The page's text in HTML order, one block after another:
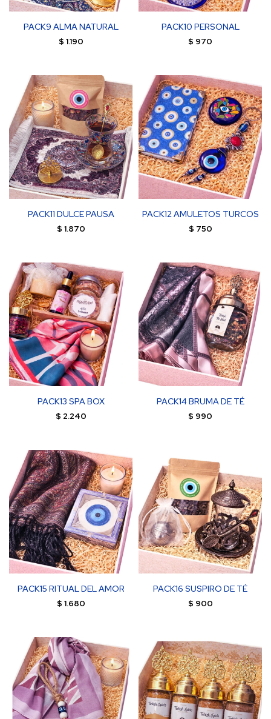
PACK9 ALMA NATURAL
$ 1.190
PACK10 PERSONAL
$ 970
PACK11 DULCE PAUSA
$ 1.870
PACK12 AMULETOS TURCOS
$ 750
PACK13 SPA BOX
$ 2.240
PACK14 BRUMA DE TÉ
$ 990
PACK15 RITUAL DEL AMOR
$ 1.680
PACK16 SUSPIRO DE TÉ
$ 900